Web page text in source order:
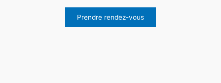
Prendre rendez-vous